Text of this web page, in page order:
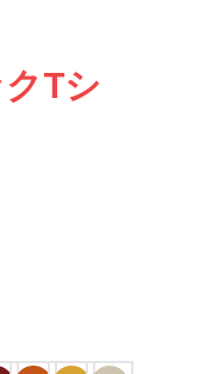
クTシ